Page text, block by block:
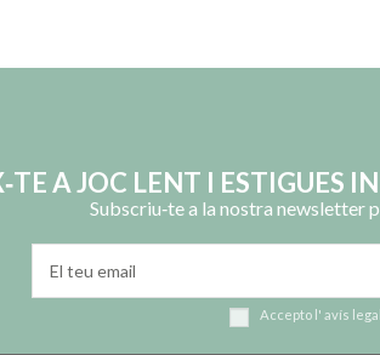
A JOC LENT I ESTIGUES
Subscriu‑te a la nostra newsletter
Accepto l' avís legal